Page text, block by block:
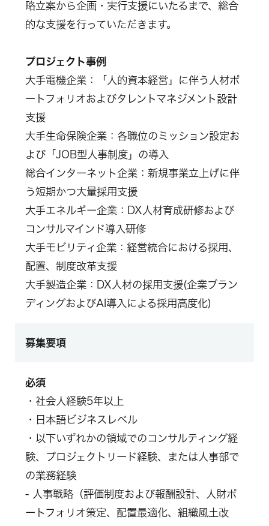
略立案から企画・実行支援にいたるまで、総合
的な支援を行っていただきます。
プロジェクト事例
大手電機企業：「人的資本経営」に伴う人材ポ
ートフォリオおよびタレントマネジメント設計
支援
大手生命保険企業：各職位のミッション設定お
よび「JOB型人事制度」の導入
総合インターネット企業：新規事業立上げに伴
う短期かつ大量採用支援
大手エネルギー企業：DX人材育成研修および
コンサルマインド導入研修
大手モビリティ企業：経営統合における採用、
配置、制度改革支援
大手製造企業：DX人材の採用支援(企業ブラン
ディングおよびAI導入による採用高度化)
募集要項
必須
・社会人経験5年以上
・日本語ビジネスレベル
・以下いずれかの領域でのコンサルティング経
験、プロジェクトリード経験、または人事部で
の業務経験
‐ 人事戦略（評価制度および報酬設計、人財ポ
ートフォリオ策定、配置最適化、組織風土改